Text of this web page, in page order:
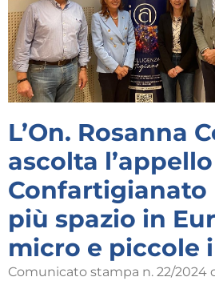
L’On. Rosanna
ascolta
Confartigianato
più spazio in
micro e piccole
Comunicato stampa n. 22/